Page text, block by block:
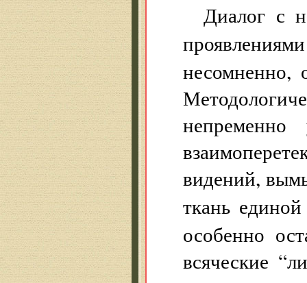
Диалог с
несомненно,
видений,
ткань
особенно
всяческие